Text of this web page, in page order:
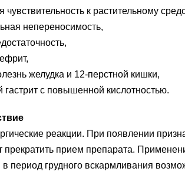
к растительному
непереносимость,
желудка и 12-перстной кишки,
гастрит с повышенной кислотностью.
реакции. При появлении
прекратить прием препарата.
период грудного вскармливания